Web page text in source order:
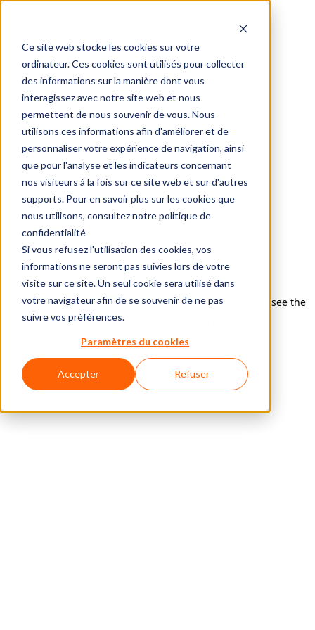
Ce site web stocke les cookies sur votre
ordinateur. Ces cookies sont utilisés pour collecter
des informations sur la manière dont vous
interagissez avec notre site web et nous
permettent de nous souvenir de vous. Nous
utilisons ces informations afin d'améliorer et de
personnaliser votre expérience de navigation, ainsi
que pour l'analyse et les indicateurs concernant
nos visiteurs à la fois sur ce site web et sur d'autres
supports. Pour en savoir plus sur les cookies que
nous utilisons, consultez notre politique de
confidentialité
Si vous refusez l'utilisation des cookies, vos
informations ne seront pas suivies lors de votre
visite sur ce site. Un seul cookie sera utilisé dans
votre navigateur afin de se souvenir de ne pas
suivre vos préférences.
Paramètres du cookies
Accepter Refuser
Application error: a client-side exception has occurred (see the
browser console for more information)